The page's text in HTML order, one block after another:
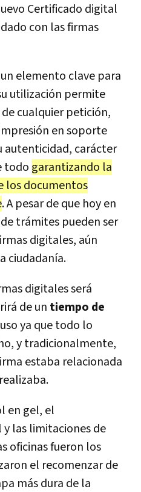
Certificado digital
con las firmas
elemento clave para
utilización permite
cualquier petición,
en soporte
autenticidad, carácter
todo garantizando la
los documentos
. A pesar de que hoy en
trámites pueden ser
digitales, aún
ciudadanía.
digitales será
de un tiempo de
ya que todo lo
y tradicionalmente,
estaba relacionada
en gel, el
las limitaciones de
oficinas fueron los
el recomenzar de
más dura de la